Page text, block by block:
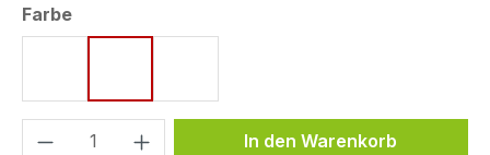
Farbeauswählen
Produkt Anzahl: Gib denIn den Warenkorb